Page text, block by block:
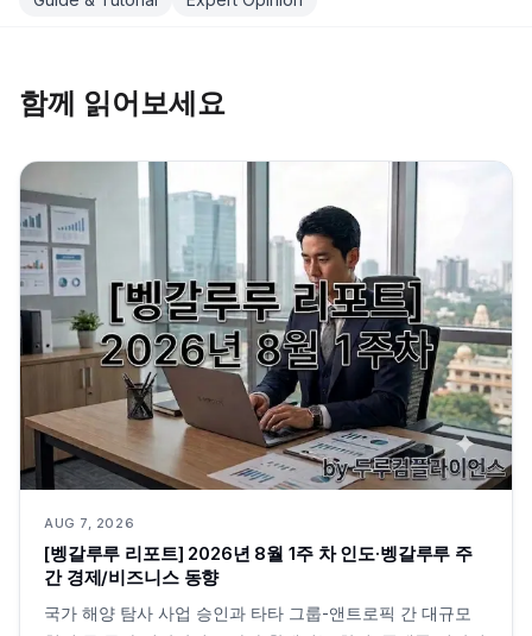
함께 읽어보세요
AUG 7, 2026
[벵갈루루 리포트] 2026년 8월 1주 차 인도·벵갈루루 주
간 경제/비즈니스 동향
국가 해양 탐사 사업 승인과 타타 그룹-앤트로픽 간 대규모